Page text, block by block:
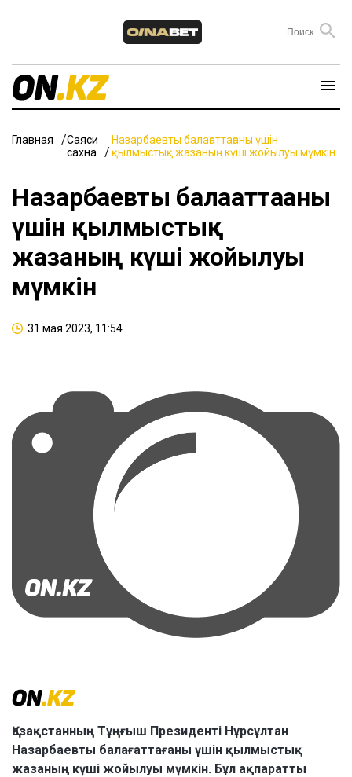
Главная
Саяси
сахна
Назарбаевты балағаттағаны үшін
қылмыстық жазаның күші жойылуы мүмкін
Назарбаевты балағаттағаны
үшін қылмыстық
жазаның күші жойылуы
мүмкін
31 мая 2023, 11:54
Қазақстанның Тұңғыш Президенті Нұрсұлтан
Назарбаевты балағаттағаны үшін қылмыстық
жазаның күші жойылуы мүмкін. Бұл ақпаратты